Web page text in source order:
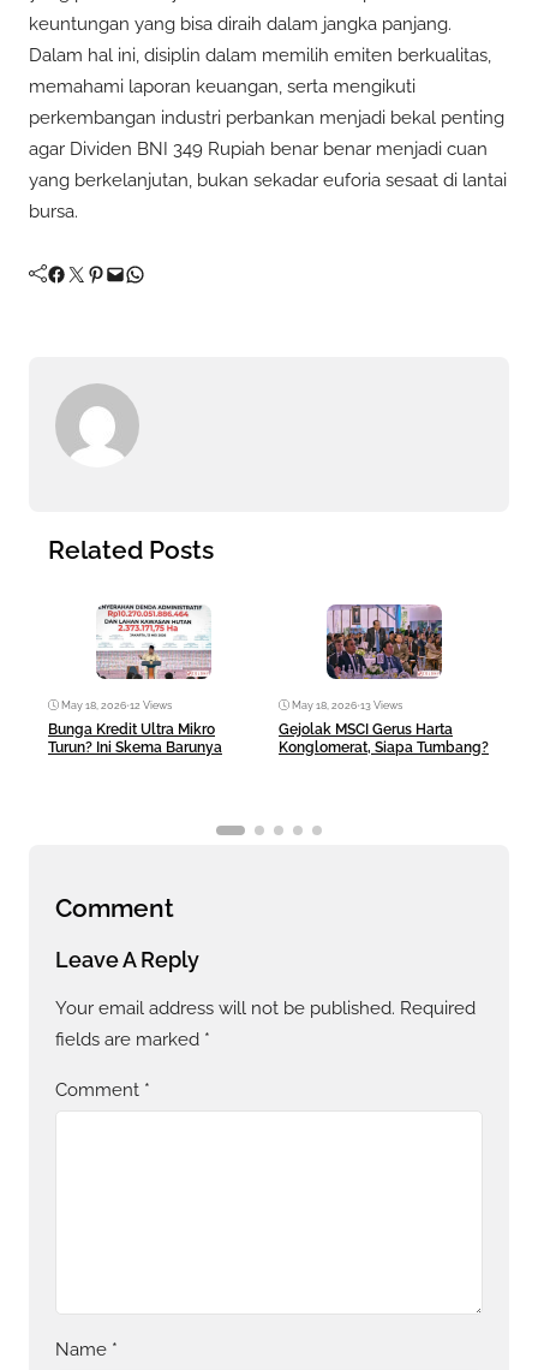
keuntungan yang bisa diraih dalam jangka panjang.
Dalam hal ini, disiplin dalam memilih emiten berkualitas,
memahami laporan keuangan, serta mengikuti
perkembangan industri perbankan menjadi bekal penting
agar Dividen BNI 349 Rupiah benar benar menjadi cuan
yang berkelanjutan, bukan sekadar euforia sesaat di lantai
bursa.
Facebook Twitter Pinterest Mail WhatsApp
Related Posts
May 18, 2026•12 Views
Bunga Kredit Ultra Mikro
Turun? Ini Skema Barunya
May 18, 2026•13 Views
Gejolak MSCI Gerus Harta
Konglomerat, Siapa Tumbang?
Comment
Leave A Reply
Your email address will not be published. Required
fields are marked *
Comment *
Name *